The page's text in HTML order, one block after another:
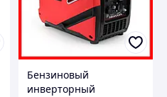
Бензиновый
инверторный